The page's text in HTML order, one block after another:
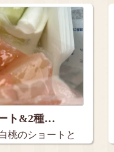
ト&2種…
桃のショートと